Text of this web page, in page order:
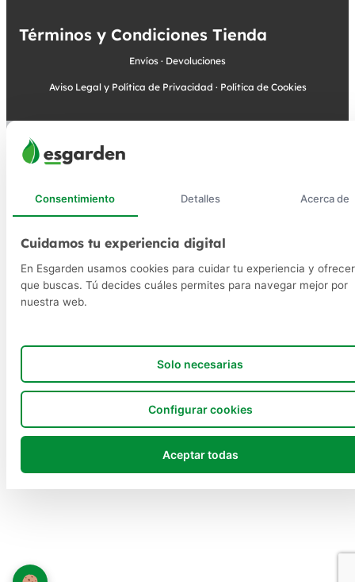
Términos y Condiciones Tienda
Envíos · Devoluciones
Aviso Legal y Política de Privacidad · Política de Cookies
Consentimiento Detalles Acerca de
Cuidamos tu experiencia digital
En Esgarden usamos cookies para cuidar tu experiencia y
que buscas. Tú decides cuáles permites para navegar mejor por
nuestra web.
Solo necesarias
Configurar cookies
Aceptar todas